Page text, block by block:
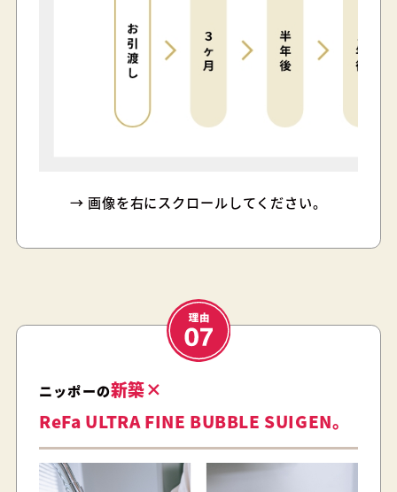
→ 画像を右にスクロールしてください。
ニッポーの新築×
ReFa ULTRA FINE BUBBLE SUIGEN。